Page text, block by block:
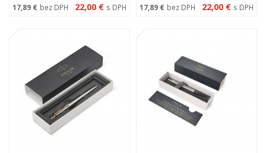
17,89 € bez DPH 22,00 € s DPH 17,89 € bez DPH 22,00 € s DPH